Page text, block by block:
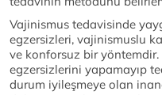
Vajinismus tedavisinde
egzersizleri, vajinismuslu
ve konforsuz bir yöntemdir.
egzersizlerini yapamayıp
durum iyileşmeye olan